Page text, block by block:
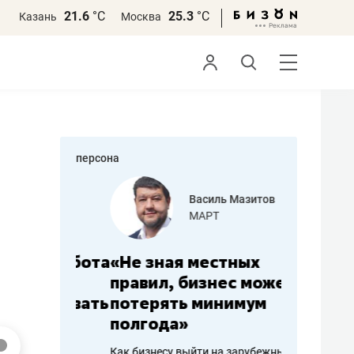
Казань 21.6 °С Москва 25.3 °С
персона
работа
Василь Мазитов
МАРТ
«Не зная местных
правил, бизнес может
потерять минимум
полгода»